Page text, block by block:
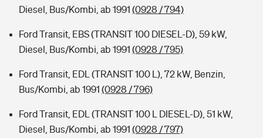
Diesel, Bus/Kombi, ab 1991 (0928 / 794)
Ford Transit, EBS (TRANSIT 100 DIESEL-D), 59 kW,
Diesel, Bus/Kombi, ab 1991 (0928 / 795)
Ford Transit, EDL (TRANSIT 100 L), 72 kW, Benzin,
Bus/Kombi, ab 1991 (0928 / 796)
Ford Transit, EDL (TRANSIT 100 L DIESEL-D), 51 kW,
Diesel, Bus/Kombi, ab 1991 (0928 / 797)